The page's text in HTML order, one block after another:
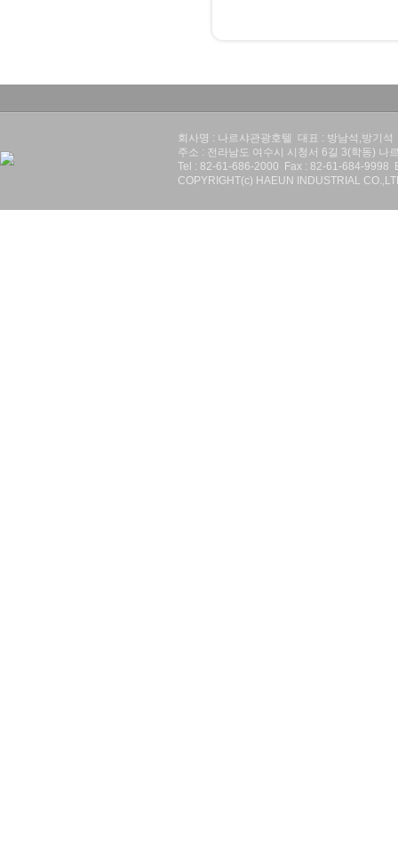
회사명 : 나르샤관광호텔 대표 : 방남석,방기
주소 : 전라남도 여수시 시청서 6길 3(학동) 나
Tel : 82-61-686-2000 Fax : 82-61-684-9998
COPYRIGHT(c) HAEUN INDUSTRIAL